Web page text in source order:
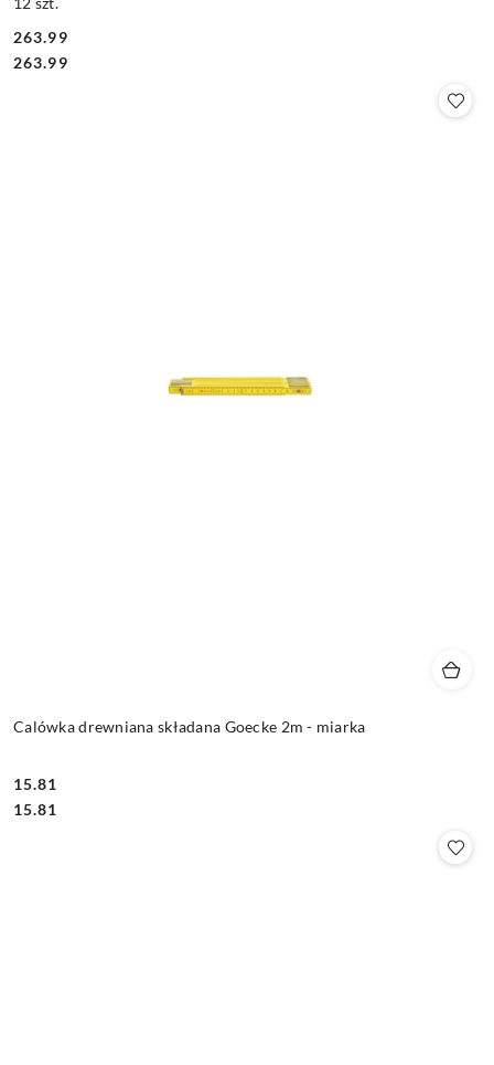
Cena:
263.99
Cena:
263.99
Calówka drewniana składana Goecke 2m - miarka
Cena:
15.81
Cena:
15.81